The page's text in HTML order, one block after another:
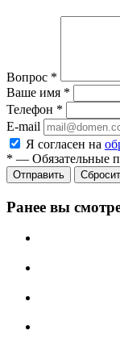
Вопрос *
Ваше имя *
Телефон *
E-mail
Я согласен на
* — Обязательные
Отправить
Ранее вы